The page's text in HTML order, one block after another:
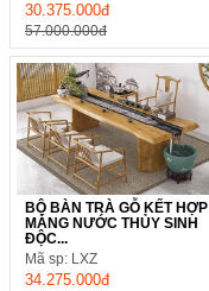
30.375.000đ
57.000.000đ
BỘ BÀN TRÀ GỖ KẾT HỢP
MÁNG NƯỚC THỦY SINH
ĐỘC...
Mã sp: LXZ
34.275.000đ